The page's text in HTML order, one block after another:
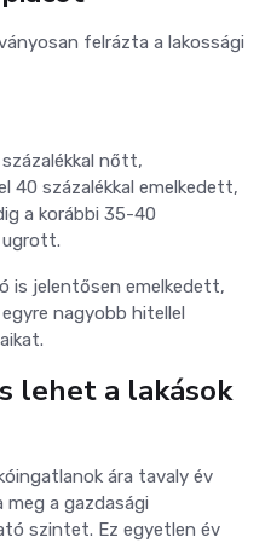
felrázta a lakossági
nőtt,
40 százalékkal emelkedett,
a korábbi 35-40
ugrott.
is jelentősen emelkedett,
nagyobb hitellel
lehet a lakások
ára tavaly év
meg a gazdasági
szintet. Ez egyetlen év